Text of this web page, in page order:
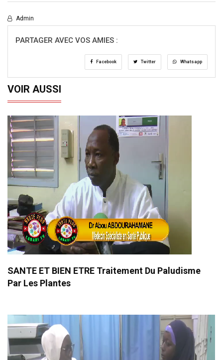
Admin
PARTAGER AVEC VOS AMIES :
Facebook Twitter Whatsapp
VOIR AUSSI
SANTE ET BIEN ETRE Traitement Du Paludisme
Par Les Plantes